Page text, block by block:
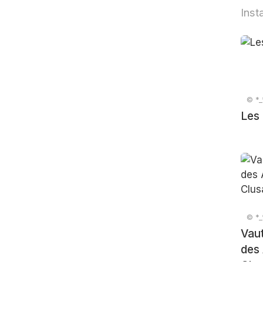
©
Les
©
des